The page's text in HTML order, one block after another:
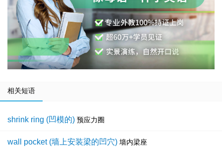
相关短语
shrink ring (凹模的) 预应力圈
wall pocket (墙上安装梁的凹穴) 墙内梁座